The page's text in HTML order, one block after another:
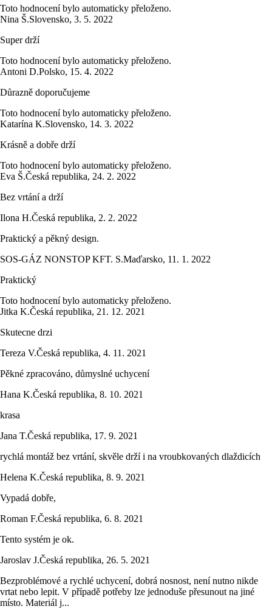
Toto hodnocení bylo automaticky přeloženo.
Nina Š.Slovensko, 3. 5. 2022
Super drží
Toto hodnocení bylo automaticky přeloženo.
Antoni D.Polsko, 15. 4. 2022
Důrazně doporučujeme
Toto hodnocení bylo automaticky přeloženo.
Katarína K.Slovensko, 14. 3. 2022
Krásně a dobře drží
Toto hodnocení bylo automaticky přeloženo.
Eva Š.Česká republika, 24. 2. 2022
Bez vrtání a drží
Ilona H.Česká republika, 2. 2. 2022
Praktický a pěkný design.
SOS-GÁZ NONSTOP KFT. S.Maďarsko, 11. 1. 2022
Praktický
Toto hodnocení bylo automaticky přeloženo.
Jitka K.Česká republika, 21. 12. 2021
Skutecne drzi
Tereza V.Česká republika, 4. 11. 2021
Pěkné zpracováno, důmyslné uchycení
Hana K.Česká republika, 8. 10. 2021
krasa
Jana T.Česká republika, 17. 9. 2021
rychlá montáž bez vrtání, skvěle drží i na vroubkovaných dlaždicích
Helena K.Česká republika, 8. 9. 2021
Vypadá dobře,
Roman F.Česká republika, 6. 8. 2021
Tento systém je ok.
Jaroslav J.Česká republika, 26. 5. 2021
Bezproblémové a rychlé uchycení, dobrá nosnost, není nutno nikde
vrtat nebo lepit. V případě potřeby lze jednoduše přesunout na jiné
místo. Materiál j...